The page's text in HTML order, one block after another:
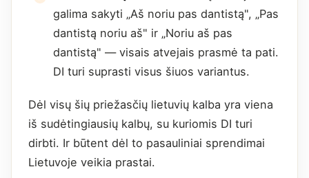
galima sakyti „Aš noriu pas dantistą", „Pas
dantistą noriu aš" ir „Noriu aš pas
dantistą" — visais atvejais prasmė ta pati.
DI turi suprasti visus šiuos variantus.
Dėl visų šių priežasčių lietuvių kalba yra viena
iš sudėtingiausių kalbų, su kuriomis DI turi
dirbti. Ir būtent dėl to pasauliniai sprendimai
Lietuvoje veikia prastai.